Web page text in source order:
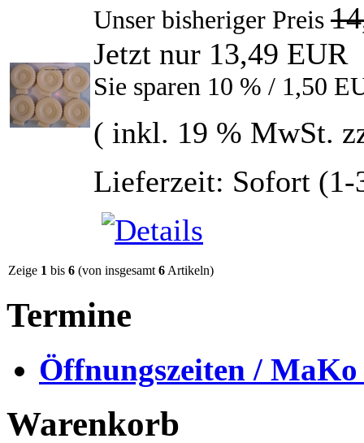
Unser bisheriger Preis
Jetzt nur 13,49 EUR
Sie sparen 10 % / 1,50
( inkl. 19 % MwSt.
Lieferzeit: Sofort (1-
Zeige 1 bis 6 (von insgesamt 6 Artikeln)
Termine
Öffnungszeiten /
Warenkorb